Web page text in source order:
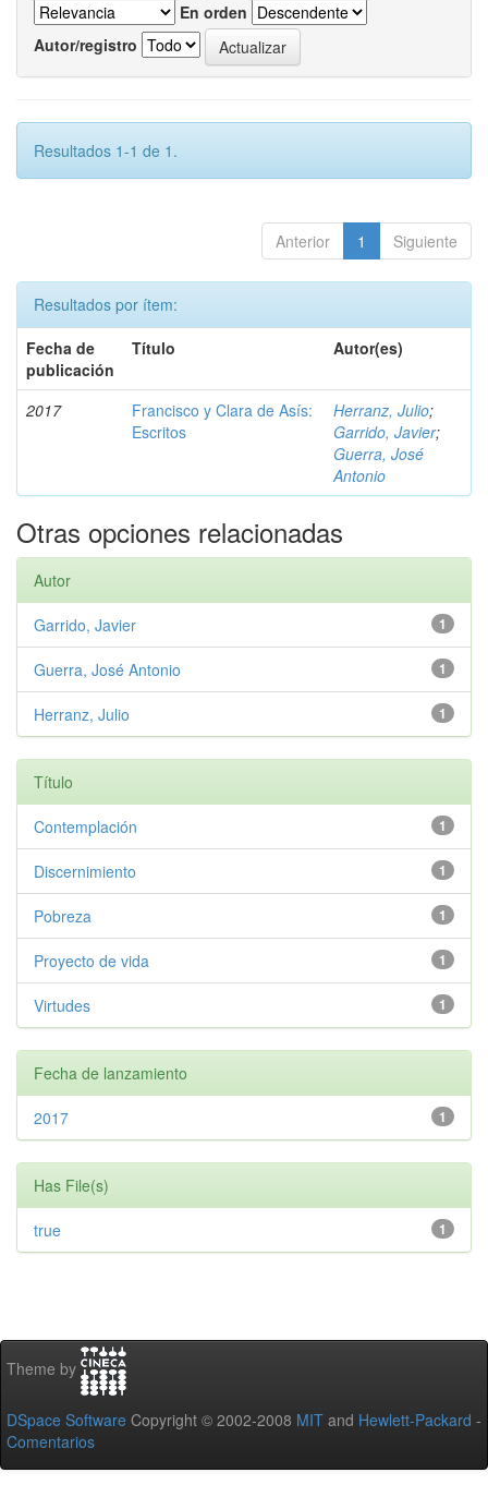
En orden
Autor/registro
Resultados 1-1 de 1.
Anterior 1 Siguiente
Resultados por ítem:
Fecha de
publicación
Título Autor(es)
2017
Francisco y Clara de Asís:
Escritos
Herranz, Julio;
Garrido, Javier;
Guerra, José
Antonio
Otras opciones relacionadas
Autor
1
Garrido, Javier
1
Guerra, José Antonio
1
Herranz, Julio
Título
1
Contemplación
1
Discernimiento
1
Pobreza
1
Proyecto de vida
1
Virtudes
Fecha de lanzamiento
1
2017
Has File(s)
1
true
Theme by
DSpace Software Copyright © 2002-2008 MIT and Hewlett-Packard -
Comentarios